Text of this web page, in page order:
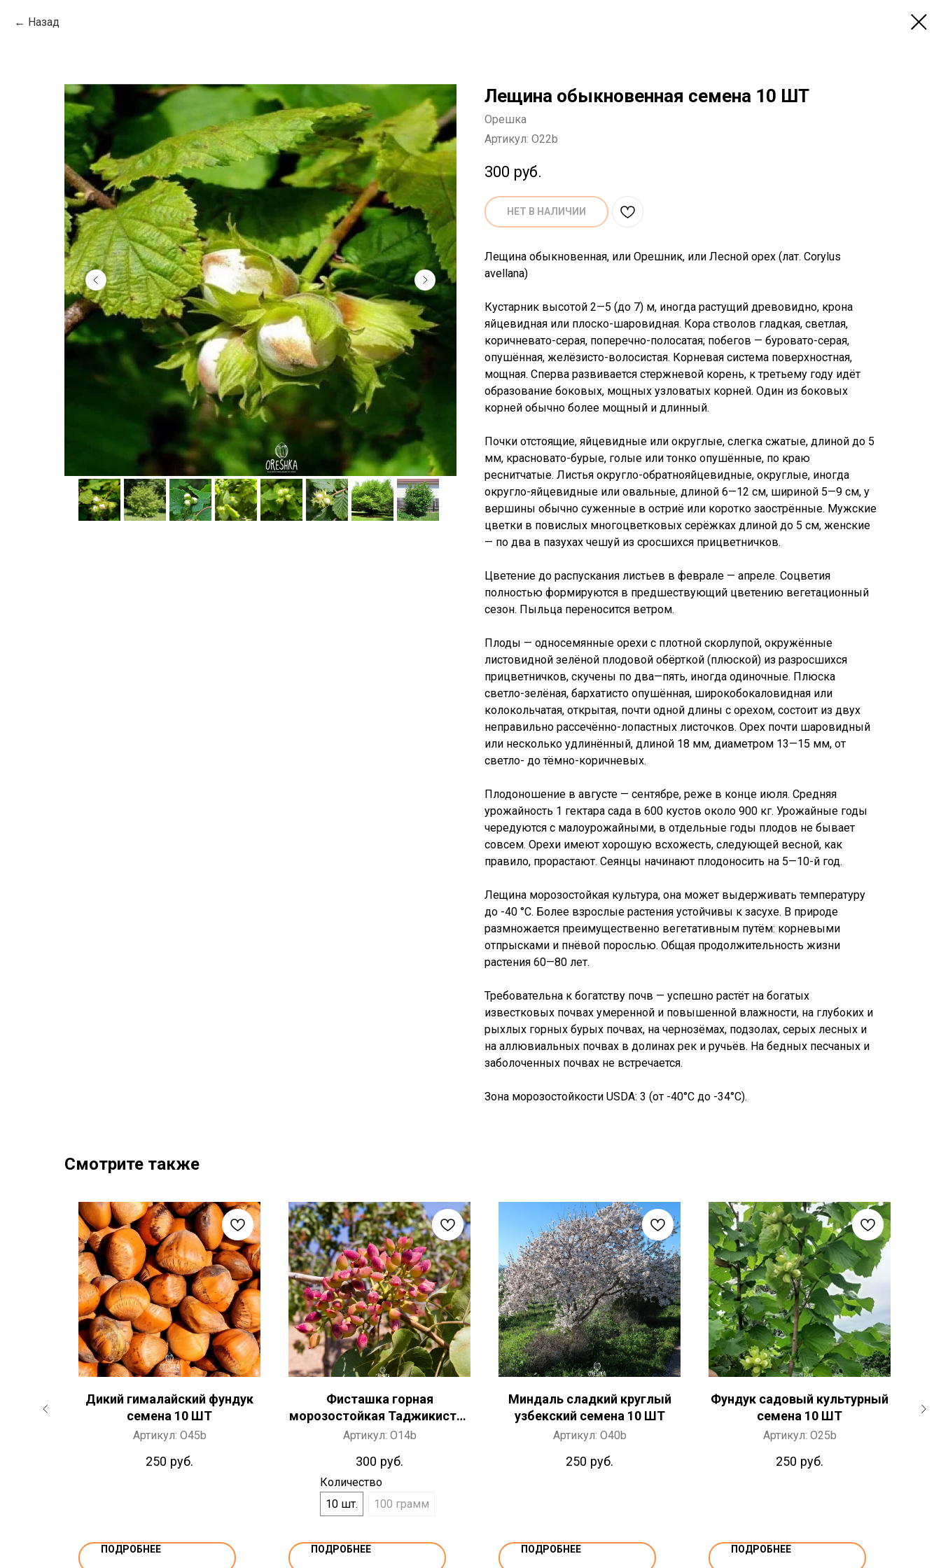
Назад
Лещина обыкновенная семена 10 ШТ
Орешка
Артикул: O22b
300 руб.
НЕТ В НАЛИЧИИ
Лещина обыкновенная, или Орешник, или Лесной орех (лат. Corylus
avellana)
Кустарник высотой 2—5 (до 7) м, иногда растущий древовидно, крона
яйцевидная или плоско-шаровидная. Кора стволов гладкая, светлая,
коричневато-серая, поперечно-полосатая; побегов — буровато-серая,
опушённая, желёзисто-волосистая. Корневая система поверхностная,
мощная. Сперва развивается стержневой корень, к третьему году идёт
образование боковых, мощных узловатых корней. Один из боковых
корней обычно более мощный и длинный.
Почки отстоящие, яйцевидные или округлые, слегка сжатые, длиной до 5
мм, красновато-бурые, голые или тонко опушённые, по краю
реснитчатые. Листья округло-обратнояйцевидные, округлые, иногда
округло-яйцевидные или овальные, длиной 6—12 см, шириной 5—9 см, у
вершины обычно суженные в остриё или коротко заострённые. Мужские
цветки в повислых многоцветковых серёжках длиной до 5 см, женские
— по два в пазухах чешуй из сросшихся прицветничков.
Цветение до распускания листьев в феврале — апреле. Соцветия
полностью формируются в предшествующий цветению вегетационный
сезон. Пыльца переносится ветром.
Плоды — односемянные орехи с плотной скорлупой, окружённые
листовидной зелёной плодовой обёрткой (плюской) из разросшихся
прицветничков, скучены по два—пять, иногда одиночные. Плюска
светло-зелёная, бархатисто опушённая, широкобокаловидная или
колокольчатая, открытая, почти одной длины с орехом, состоит из двух
неправильно рассечённо-лопастных листочков. Орех почти шаровидный
или несколько удлинённый, длиной 18 мм, диаметром 13—15 мм, от
светло- до тёмно-коричневых.
Плодоношение в августе — сентябре, реже в конце июля. Средняя
урожайность 1 гектара сада в 600 кустов около 900 кг. Урожайные годы
чередуются с малоурожайными, в отдельные годы плодов не бывает
совсем. Орехи имеют хорошую всхожесть, следующей весной, как
правило, прорастают. Сеянцы начинают плодоносить на 5—10-й год.
Лещина морозостойкая культура, она может выдерживать температуру
до -40 °C. Более взрослые растения устойчивы к засухе. В природе
размножается преимущественно вегетативным путём: корневыми
отпрысками и пнёвой порослью. Общая продолжительность жизни
растения 60—80 лет.
Требовательна к богатству почв — успешно растёт на богатых
известковых почвах умеренной и повышенной влажности, на глубоких и
рыхлых горных бурых почвах, на чернозёмах, подзолах, серых лесных и
на аллювиальных почвах в долинах рек и ручьёв. На бедных песчаных и
заболоченных почвах не встречается.
Зона морозостойкости USDA: 3 (от -40°C до -34°C).
Смотрите также
Дикий гималайский фундук
семена 10 ШТ
Артикул: O45b
250 руб.
ПОДРОБНЕЕ
Фисташка горная
морозостойкая Таджикистан
семена 10 ШТ / 100 грамм
Артикул: O14b
300 руб.
Количество
10 шт.
100 грамм
ПОДРОБНЕЕ
Миндаль сладкий круглый
узбекский семена 10 ШТ
Артикул: O40b
250 руб.
ПОДРОБНЕЕ
Фундук садовый культурный
семена 10 ШТ
Артикул: O25b
250 руб.
ПОДРОБНЕЕ